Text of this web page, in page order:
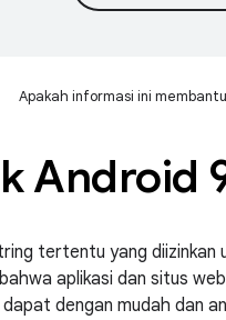
Apakah informasi ini
Android
tertentu yang diizinkan
aplikasi dan situs
dengan mudah dan